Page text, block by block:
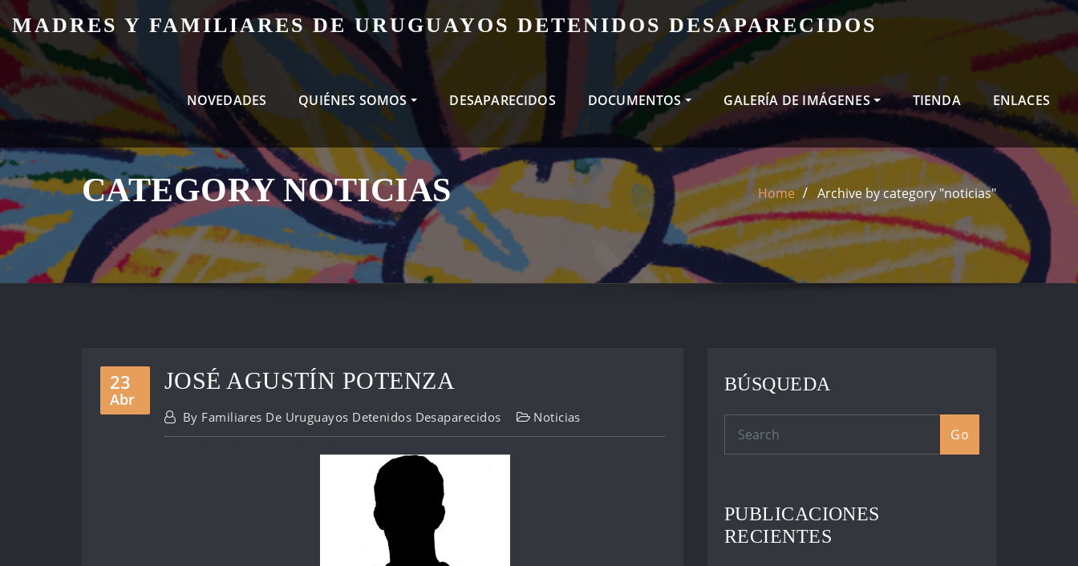
Skip
to
content
MADRES Y FAMILIARES DE URUGUAYOS DETENIDOS DESAPARECIDOS
NOVEDADES QUIÉNES SOMOS DESAPARECIDOS DOCUMENTOS GALERÍA DE IMÁGENES TIENDA ENLACES
CATEGORY NOTICIAS Home Archive by category "noticias"
23
Abr
JOSÉ AGUSTÍN POTENZA
By Familiares De Uruguayos Detenidos Desaparecidos Noticias
BÚSQUEDA
Go
PUBLICACIONES
RECIENTES